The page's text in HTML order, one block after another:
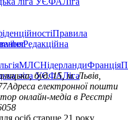
Правила
Редакційна
viber
МЛСНідерландиФранція
ліга УЄФАЛіга
буд. 15, м. Львів,
Адреса електронної пошти
онлайн-медіа в Реєстрі